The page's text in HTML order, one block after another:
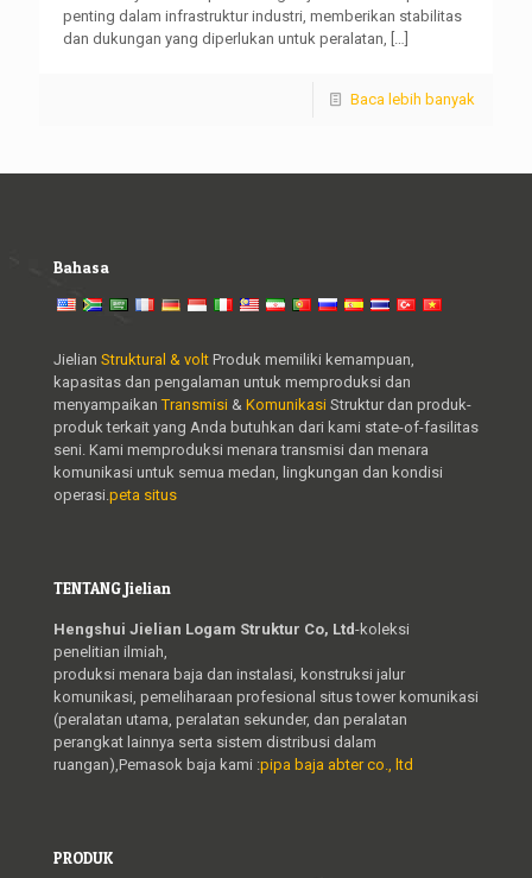
penting dalam infrastruktur industri, memberikan stabilitas
dan dukungan yang diperlukan untuk peralatan, […]
Baca lebih banyak
Bahasa
Jielian Struktural & volt Produk memiliki kemampuan,
kapasitas dan pengalaman untuk memproduksi dan
menyampaikanTransmisi & Komunikasi Struktur dan produk-
produk terkait yang Anda butuhkan dari kami state-of-fasilitas
seni. Kami memproduksi menara transmisi dan menara
komunikasi untuk semua medan, lingkungan dan kondisi
operasi. peta situs
TENTANG Jielian
Hengshui Jielian Logam Struktur Co, Ltd-koleksi
penelitian ilmiah,
produksi menara baja dan instalasi, konstruksi jalur
komunikasi, pemeliharaan profesional situs tower komunikasi
(peralatan utama, peralatan sekunder, dan peralatan
perangkat lainnya serta sistem distribusi dalam
ruangan),Pemasok baja kami :pipa baja abter co., ltd
PRODUK